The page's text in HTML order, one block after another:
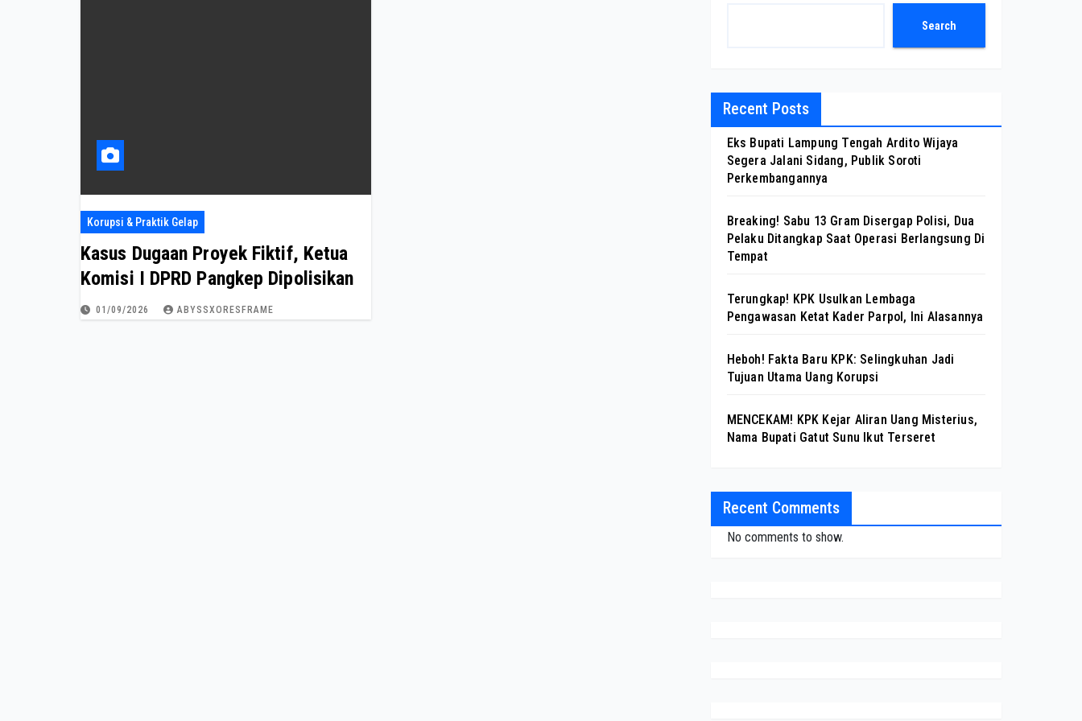
Korupsi & Praktik Gelap
Kasus Dugaan Proyek Fiktif, Ketua
Komisi I DPRD Pangkep Dipolisikan
01/09/2026 ABYSSXORESFRAME
Search
Recent Posts
Eks Bupati Lampung Tengah Ardito Wijaya
Segera Jalani Sidang, Publik Soroti
Perkembangannya
Breaking! Sabu 13 Gram Disergap Polisi, Dua
Pelaku Ditangkap Saat Operasi Berlangsung Di
Tempat
Terungkap! KPK Usulkan Lembaga
Pengawasan Ketat Kader Parpol, Ini Alasannya
Heboh! Fakta Baru KPK: Selingkuhan Jadi
Tujuan Utama Uang Korupsi
MENCEKAM! KPK Kejar Aliran Uang Misterius,
Nama Bupati Gatut Sunu Ikut Terseret
Recent Comments
No comments to show.